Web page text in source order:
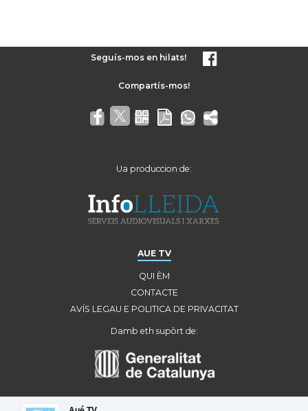
Seguís-mos en hilats!
Ua produccion de:
AUE TV
QUI ÈM
CONTACTE
AVÍS LEGAU E POLITICA DE PRIVACITAT
Damb eth supòrt de: